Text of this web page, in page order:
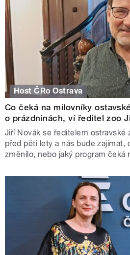
Host ČRo Ostrava
Co čeká na milovníky
o prázdninách, ví ředitel zoo
Jiří Novák se ředitelem ostravské
před pěti lety a nás bude zajímat,
změnilo, nebo jaký program čeká